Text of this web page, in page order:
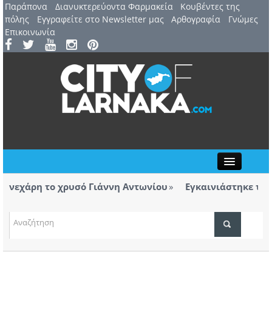
Παράπονα Διανυκτερεύοντα Φαρμακεία
Kουβέντες της
πόλης
Εγγραφείτε στο Newsletter μας Αρθογραφία
Γνώμες
Επικοινωνία
ΤΟΠΙΚΑ ΝΕΑ
το χρυσό Γιάννη Αντωνίου Εγκαινιάστηκε το
βρέθηκαν σε ταξί με προορισμό Λάρνακα: Πέντε